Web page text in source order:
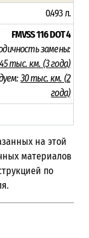
0.493 л.
FMVSS 116DOT 4
замены:
45 тыс. км. (3 года)
30 тыс. км. (2
года)
на этой
материалов
по